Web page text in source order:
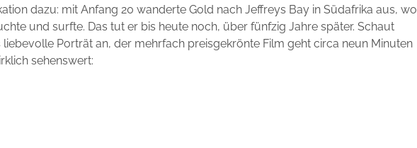
dazu: mit Anfang 20 wanderte Gold nach Jeffreys Bay in Südafrika aus, wo
und surfte. Das tut er bis heute noch, über fünfzig Jahre später. Schaut
liebevolle Porträt an, der mehrfach preisgekrönte Film geht circa neun Minuten
sehenswert: